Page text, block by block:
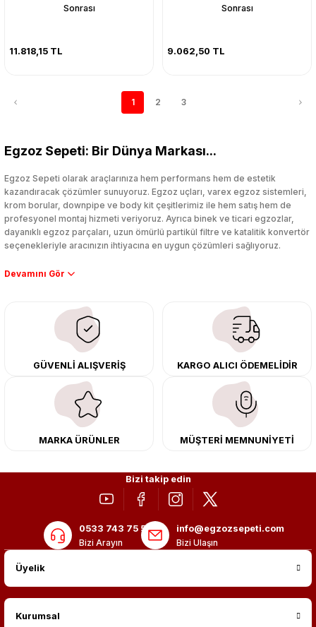
Sonrası
11.818,15 TL
Sonrası
9.062,50 TL
1 2 3
Egzoz Sepeti: Bir Dünya Markası...
Egzoz Sepeti olarak araçlarınıza hem performans hem de estetik
kazandıracak çözümler sunuyoruz. Egzoz uçları, varex egzoz sistemleri,
krom borular, downpipe ve body kit çeşitlerimiz ile hem satış hem de
profesyonel montaj hizmeti veriyoruz. Ayrıca binek ve ticari egzozlar,
dayanıklı egzoz parçaları, uzun ömürlü partikül filtre ve katalitik konvertör
seçenekleriyle aracınızın ihtiyacına en uygun çözümleri sağlıyoruz.
Performans artışı isteyen sürücüler için özel performans egzozları ve
çıkma orijinal ürünler ile yenileyebilir, body kit uygulamalarıyla aracınızın
tasarımını ve aerodinamisini üst seviyeye taşıyabilirsiniz.
Tüm ürünlerimiz orijinal, dayanıklı ve uzun ömürlüdür. İstanbul’daki montaj
merkezimizde profesyonel montaj yapıyor, Türkiye’nin her yerine güvenli
kargo ile teslimat gerçekleştiriyoruz. Aracınıza değer katmak için doğru
adres: Egzoz Sepeti.
GÜVENLİ ALIŞVERİŞ KARGO ALICI ÖDEMELİDİR
MARKA ÜRÜNLER MÜŞTERİ MEMNUNİYETİ
Bizi takip edin
0533 743 75 56
Bizi Arayın
info@egzozsepeti.com
Bizi Ulaşın
Üyelik
Kurumsal